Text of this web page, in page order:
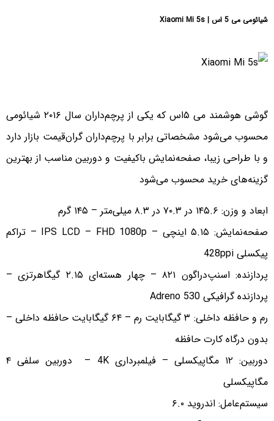
شیائومی می 5 اس | Xiaomi Mi 5s
گوشی هوشمند می ۵اس که یکی از پرچم‌داران سال ۲۰۱۶ شیائومی
محسوب می‌شود مشخصاتی برابر با پرچم‌داران گران‌قیمت بازار دارد
و با طراحی زیبا، صفحه‌نمایش باکیفیت و دوربین مناسب از بهترین
گزینه‌های خرید محسوب می‌شود
ابعاد و وزن: ۱۴۵.۶ در ۷۰.۳ در ۸.۳ میلی‌متر – ۱۴۵ گرم
صفحه‌نمایش: ۵.۱۵ اینچی – IPS LCD – FHD 1080p – تراکم
پیکسلی 428ppi
پردازنده: اسنپ‌دراگون ۸۲۱ – چهار هسته‌ای ۲.۱۵ گیگاهرتزی –
پردازنده گرافیکی Adreno 530
رم و حافظه داخلی: ۳ گیگابایت رم – ۶۴ گیگابایت حافظه داخلی –
بدون درگاه کارت حافظه
دوربین: ۱۲ مگاپیکسلی – فیلمبرداری 4K – دوربین سلفی ۴
مگاپیکسلی
سیستم‌عامل: اندروید ۶.۰